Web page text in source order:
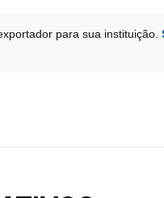
para sua instituição.